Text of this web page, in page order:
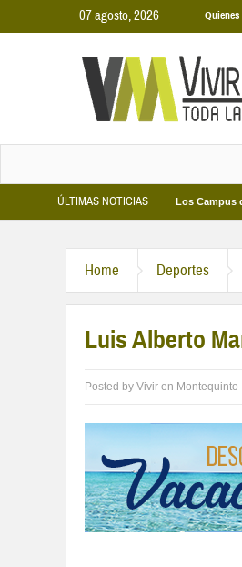
07 agosto, 2026
ÚLTIMAS NOTICIAS
Municipales 2026 Los Campus de
Home Deportes
Luis Alberto
Posted by Vivir en Montequinto